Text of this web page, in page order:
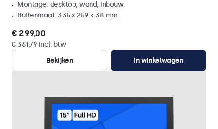
Montage: desktop, wand, inbouw
Buitenmaat: 335 x 259 x 38 mm
€ 299,00
€ 361,79 incl. btw
Bekijken
In winkelwagen